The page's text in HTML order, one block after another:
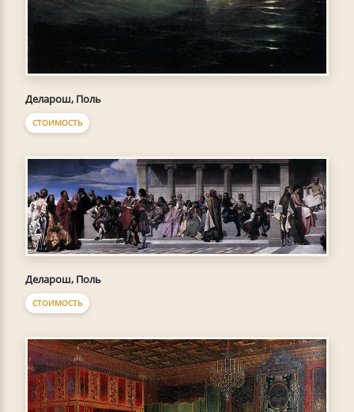
Деларош, Поль
СТОИМОСТЬ
Деларош, Поль
СТОИМОСТЬ